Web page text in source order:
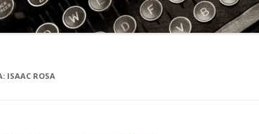
ISAAC ROSA